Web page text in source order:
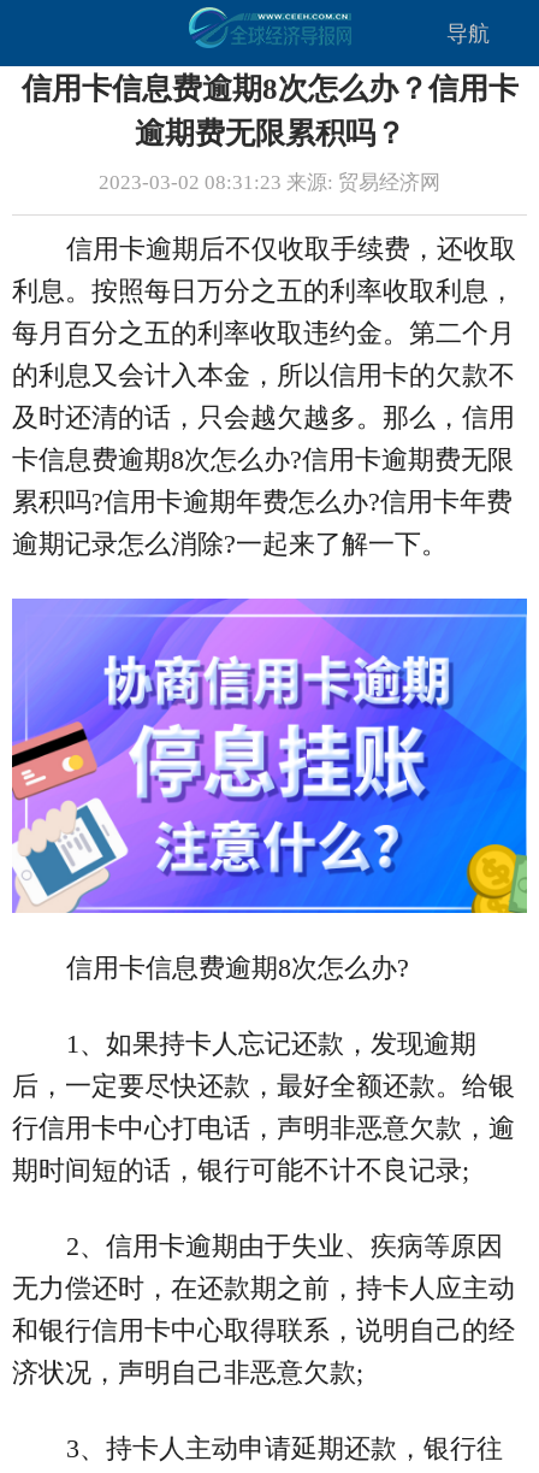
导航
信用卡信息费逾期8次怎么办？信用卡
逾期费无限累积吗？
2023-03-02 08:31:23 来源: 贸易经济网
信用卡逾期后不仅收取手续费，还收取
利息。按照每日万分之五的利率收取利息，
每月百分之五的利率收取违约金。第二个月
的利息又会计入本金，所以信用卡的欠款不
及时还清的话，只会越欠越多。那么，信用
卡信息费逾期8次怎么办?信用卡逾期费无限
累积吗?信用卡逾期年费怎么办?信用卡年费
逾期记录怎么消除?一起来了解一下。
信用卡信息费逾期8次怎么办?
1、如果持卡人忘记还款，发现逾期
后，一定要尽快还款，最好全额还款。给银
行信用卡中心打电话，声明非恶意欠款，逾
期时间短的话，银行可能不计不良记录;
2、信用卡逾期由于失业、疾病等原因
无力偿还时，在还款期之前，持卡人应主动
和银行信用卡中心取得联系，说明自己的经
济状况，声明自己非恶意欠款;
3、持卡人主动申请延期还款，银行往